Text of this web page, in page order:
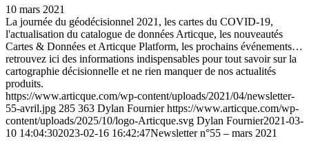
10 mars 2021
La journée du géodécisionnel 2021, les cartes du COVID-19,
l'actualisation du catalogue de données Articque, les nouveautés
Cartes & Données et Articque Platform, les prochains événements…
retrouvez ici des informations indispensables pour tout savoir sur la
cartographie décisionnelle et ne rien manquer de nos actualités
produits.
https://www.articque.com/wp-content/uploads/2021/04/newsletter-
55-avril.jpg 285 363 Dylan Fournier https://www.articque.com/wp-
content/uploads/2025/10/logo-Articque.svg Dylan Fournier2021-03-
10 14:04:302023-02-16 16:42:47Newsletter n°55 – mars 2021